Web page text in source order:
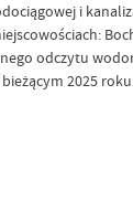
i
odczytu
2025